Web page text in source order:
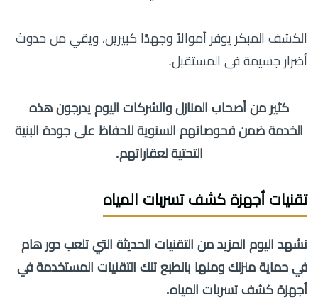
الكشف المبكر يوفر أموالاً وجهدًا كبيرين، ويقي من حدوث
أضرار جسيمة في المستقبل.
كثير من أصحاب المنازل والشركات اليوم يدرجون هذه
الخدمة ضمن فحوصاتهم السنوية للحفاظ على جودة البنية
التحتية لعقاراتهم.
تقنيات أجهزة كشف تسربات المياه
نشهد اليوم المزيد من التقنيات الحديثة التي تلعب دور هام
في حماية منزلك ومنها بالطبع تلك التقنيات المستخدمة في
أجهزة كشف تسربات المياه.